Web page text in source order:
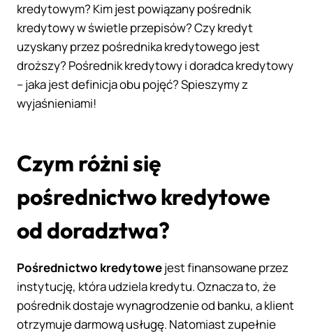
kredytowym? Kim jest powiązany pośrednik
kredytowy w świetle przepisów? Czy kredyt
uzyskany przez pośrednika kredytowego jest
droższy? Pośrednik kredytowy i doradca kredytowy
– jaka jest definicja obu pojęć? Spieszymy z
wyjaśnieniami!
Czym różni się
pośrednictwo kredytowe
od doradztwa?
Pośrednictwo kredytowejest finansowane przez
instytucję, która udziela kredytu. Oznacza to, że
pośrednik dostaje wynagrodzenie od banku, a klient
otrzymuje darmową usługę. Natomiast zupełnie